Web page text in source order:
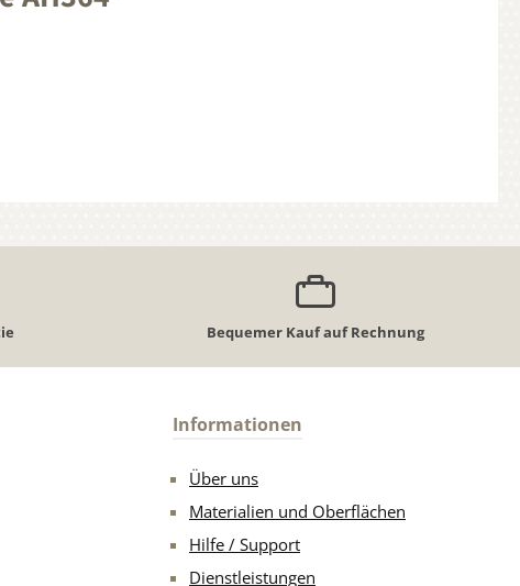
Bequemer Kauf auf Rechnung
Informationen
Über uns
Materialien und Oberflächen
Hilfe / Support
Dienstleistungen